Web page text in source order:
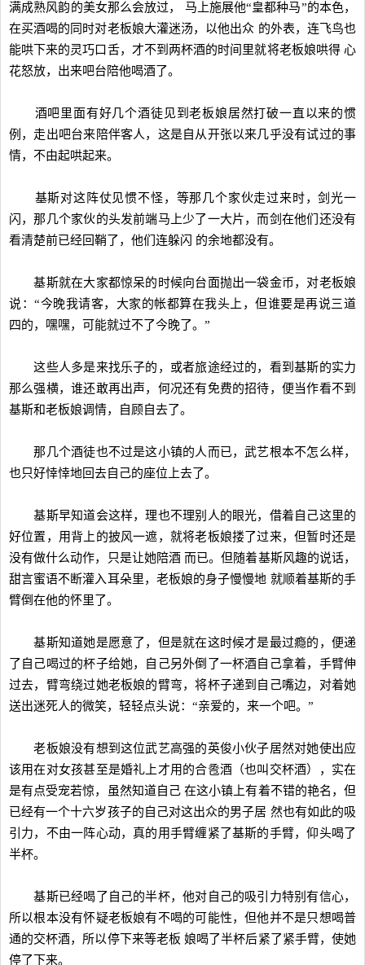
满成熟风韵的美女那么会放过， 马上施展他“皇都种马”的本色，
在买酒喝的同时对老板娘大灌迷汤，以他出众 的外表，连飞鸟也
能哄下来的灵巧口舌，才不到两杯酒的时间里就将老板娘哄得 心
花怒放，出来吧台陪他喝酒了。
酒吧里面有好几个酒徒见到老板娘居然打破一直以来的惯
例，走出吧台来陪伴客人，这是自从开张以来几乎没有试过的事
情，不由起哄起来。
基斯对这阵仗见惯不怪，等那几个家伙走过来时，剑光一
闪，那几个家伙的头发前端马上少了一大片，而剑在他们还没有
看清楚前已经回鞘了，他们连躲闪 的余地都没有。
基斯就在大家都惊呆的时候向台面抛出一袋金币，对老板娘
说：“今晚我请客，大家的帐都算在我头上，但谁要是再说三道
四的，嘿嘿，可能就过不了今晚了。”
这些人多是来找乐子的，或者旅途经过的，看到基斯的实力
那么强横，谁还敢再出声，何况还有免费的招待，便当作看不到
基斯和老板娘调情，自顾自去了。
那几个酒徒也不过是这小镇的人而已，武艺根本不怎么样，
也只好悻悻地回去自己的座位上去了。
基斯早知道会这样，理也不理别人的眼光，借着自己这里的
好位置，用背上的披风一遮，就将老板娘搂了过来，但暂时还是
没有做什么动作，只是让她陪酒 而已。但随着基斯风趣的说话，
甜言蜜语不断灌入耳朵里，老板娘的身子慢慢地 就顺着基斯的手
臂倒在他的怀里了。
基斯知道她是愿意了，但是就在这时候才是最过瘾的，便递
了自己喝过的杯子给她，自己另外倒了一杯酒自己拿着，手臂伸
过去，臂弯绕过她老板娘的臂弯，将杯子递到自己嘴边，对着她
送出迷死人的微笑，轻轻点头说：“亲爱的，来一个吧。”
老板娘没有想到这位武艺高强的英俊小伙子居然对她使出应
该用在对女孩甚至是婚礼上才用的合卺酒（也叫交杯酒），实在
是有点受宠若惊，虽然知道自己 在这小镇上有着不错的艳名，但
已经有一个十六岁孩子的自己对这出众的男子居 然也有如此的吸
引力，不由一阵心动，真的用手臂缠紧了基斯的手臂，仰头喝了
半杯。
基斯已经喝了自己的半杯，他对自己的吸引力特别有信心，
所以根本没有怀疑老板娘有不喝的可能性，但他并不是只想喝普
通的交杯酒，所以停下来等老板 娘喝了半杯后紧了紧手臂，使她
停了下来。